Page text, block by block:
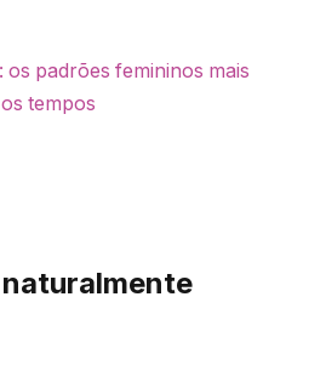
os padrões femininos mais
tempos